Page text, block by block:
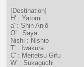
[Destination]
H' : Yatomi
a' : Shin Anjō
O' : Saya
Nishi : Nishio
T' : Iwakura
C' : Meitetsu Gifu
W' : Sukaguchi